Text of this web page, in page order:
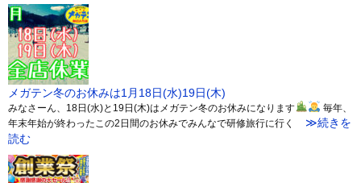
メガテン冬のお休みは1月18日(水)19日(木)
みなさーん、18日(水)と19日(木)はメガテン冬のお休みになります
毎年、
年末年始が終わったこの2日間のお休みでみんなで研修旅行に行く
≫続きを
読む